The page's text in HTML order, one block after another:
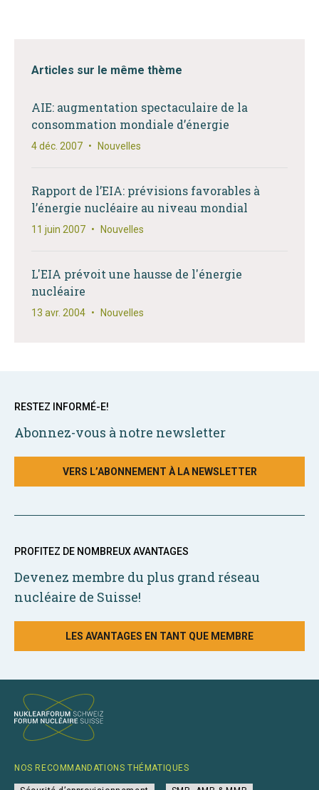
Articles sur le même thème
AIE: augmentation spectaculaire de la
consommation mondiale d’énergie
4 déc. 2007 • Nouvelles
Rapport de l’EIA: prévisions favorables à
l’énergie nucléaire au niveau mondial
11 juin 2007 • Nouvelles
L'EIA prévoit une hausse de l'énergie
nucléaire
13 avr. 2004 • Nouvelles
RESTEZ INFORMÉ-E!
Abonnez-vous à notre newsletter
VERS L’ABONNEMENT À LA NEWSLETTER
PROFITEZ DE NOMBREUX AVANTAGES
Devenez membre du plus grand réseau
nucléaire de Suisse!
LES AVANTAGES EN TANT QUE MEMBRE
NOS RECOMMANDATIONS THÉMATIQUES